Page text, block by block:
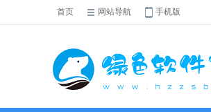
首页 网站导航 手机版